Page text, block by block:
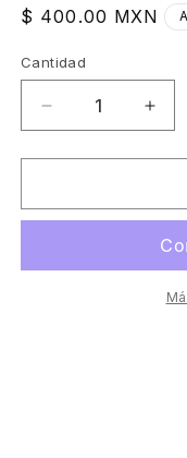
Precio
$ 400.00 MXN
Cantidad
Cantidad
Reducir
cantidad
para
-
[Afterlife]
para
-